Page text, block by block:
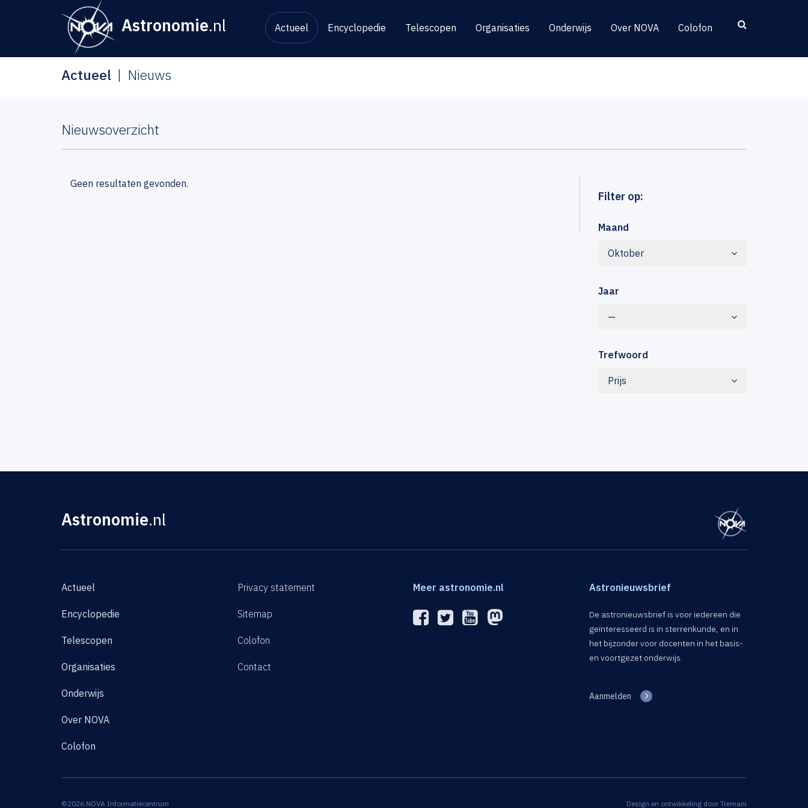
Astronomie.nl Actueel Encyclopedie Telescopen Organisaties Onderwijs Over NOVA Colofon
Actueel Nieuws
Nieuwsoverzicht
Filter op:
Maand
Oktober
Jaar
—
Trefwoord
Prijs
Geen resultaten gevonden.
Astronomie.nl
Actueel
Encyclopedie
Telescopen
Organisaties
Onderwijs
Over NOVA
Colofon
Privacy statement
Sitemap
Colofon
Contact
Meer astronomie.nl Astronieuwsbrief
De astronieuwsbrief is voor iedereen die
geïnteresseerd is in sterrenkunde, en in
het bijzonder voor docenten in het basis-
en voortgezet onderwijs.
Aanmelden
©2026 NOVA Informatiecentrum Design en ontwikkeling door Tremani